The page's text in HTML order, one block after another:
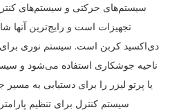
سیستم‌های حرکتی و سیستم‌های
تجهیزات است و رایج‌ترین آنها
دی‌اکسید کربن است. سیستم نوری برای
ناحیه جوشکاری استفاده می‌شود و
یا پرتو لیزر را برای دستیابی به
سیستم کنترل برای تنظیم